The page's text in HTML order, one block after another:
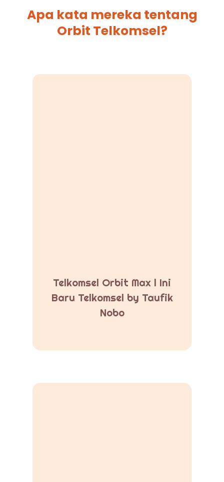
Apa kata mereka tentang
Orbit Telkomsel?
Telkomsel Orbit Max l Ini
Baru Telkomsel by Taufik
Nobo